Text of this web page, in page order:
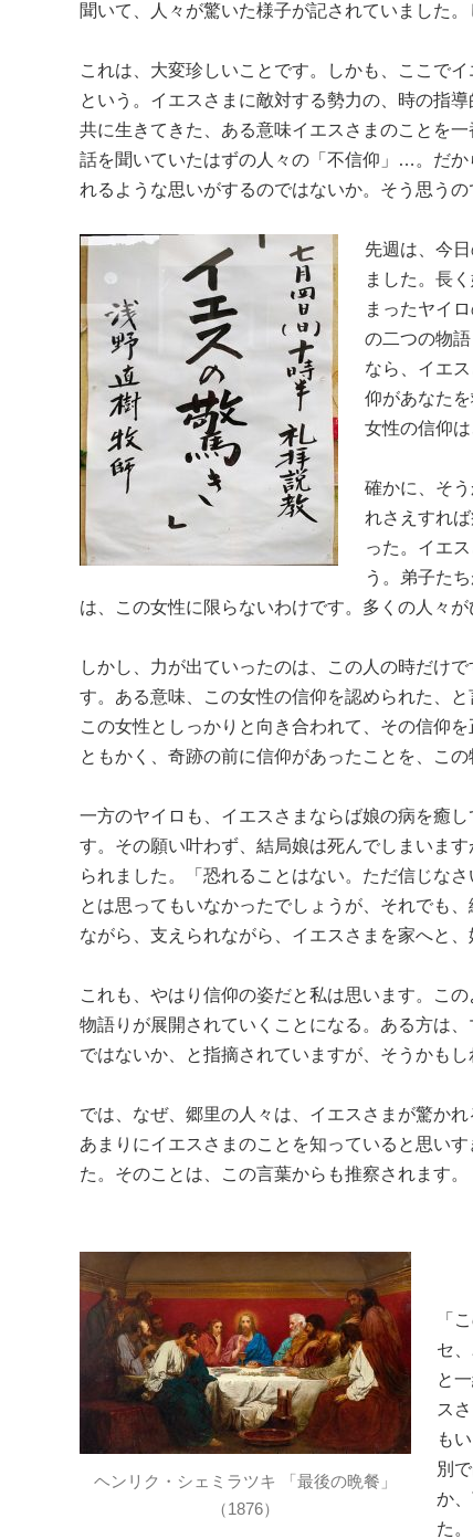
聞いて、人々が驚いた様子が記されていました
これは、大変珍しいことです。しかも、ここで
という。イエスさまに敵対する勢力の、時の指
共に生きてきた、ある意味イエスさまのことを
話を聞いていたはずの人々の「不信仰」…。だ
れるような思いがするのではないか。そう思うの
先週は、今
ました。長
まったヤイ
の二つの物
なら、イエ
仰があなた
女性の信仰
確かに、そ
れさえすれ
った。イエ
う。弟子た
は、この女性に限らないわけです。多くの人々
しかし、力が出ていったのは、この人の時だけ
す。ある意味、この女性の信仰を認められた、
この女性としっかりと向き合われて、その信仰
ともかく、奇跡の前に信仰があったことを、この
一方のヤイロも、イエスさまならば娘の病を癒
す。その願い叶わず、結局娘は死んでしまいま
られました。「恐れることはない。ただ信じな
とは思ってもいなかったでしょうが、それでも
ながら、支えられながら、イエスさまを家へと、
これも、やはり信仰の姿だと私は思います。こ
物語りが展開されていくことになる。ある方は
ではないか、と指摘されていますが、そうかも
では、なぜ、郷里の人々は、イエスさまが驚か
あまりにイエスさまのことを知っていると思い
た。そのことは、この言葉からも推察されます。
ヘンリク・シェミラツキ 「最後の晩餐」
（1876）
「
セ
と
ス
も
別
か
た。